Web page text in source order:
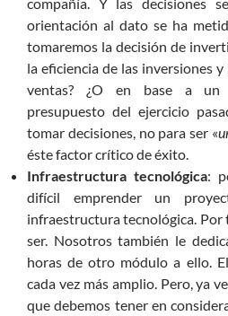
orientación al dato se ha
tomaremos la decisión de
la eficiencia de las inversiones
ventas? ¿O en base a un
presupuesto del ejercicio
tomar decisiones, no para ser «
éste factor crítico de éxito.
Infraestructura tecnológica:
difícil emprender un
infraestructura tecnológica. Por
ser. Nosotros también le
horas de otro módulo a ello. El
cada vez más amplio. Pero, ya
que debemos tener en